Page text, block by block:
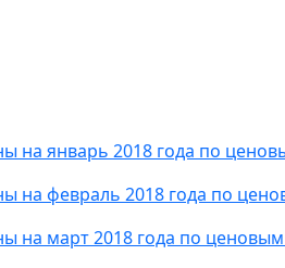
на январь 2018 года по
на февраль 2018 года по
на март 2018 года по